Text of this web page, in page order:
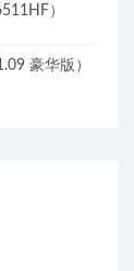
）
豪华版）